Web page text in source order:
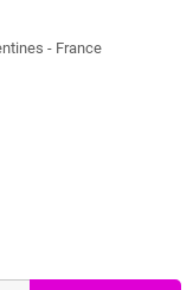
- France